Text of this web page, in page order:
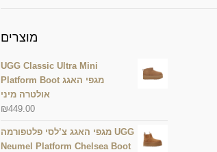
מוצרים
UGG Classic Ultra Mini
Platform Boot מגפי האגג
אולטרה מיני
₪449.00
מגפי האגג צ’לסי פלטפורמה UGG
Neumel Platform Chelsea Boot